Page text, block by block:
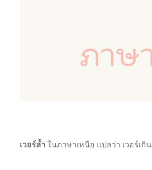
เวอร์ล้ำ ในภาษาเหนือ แปลว่า เวอร์เกิน